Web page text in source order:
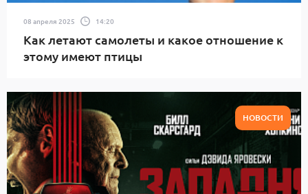
08 апреля 2025 14:20
Как летают самолеты и какое отношение к
этому имеют птицы
НОВОСТИ